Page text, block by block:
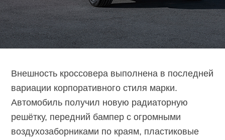
Внешность кроссовера выполнена в последней
вариации корпоративного стиля марки.
Автомобиль получил новую радиаторную
решётку, передний бампер с огромными
воздухозаборниками по краям, пластиковые